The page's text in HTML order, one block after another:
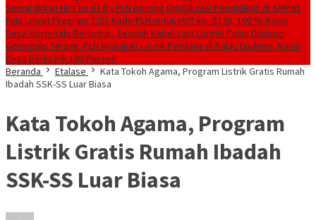
Semarakkan HUT ke 81 RI, PLN Dorong Digitalisasi Pendidikan di SMPN1
Palu Lewat Program TJSLKado PLN untuk HUT ke- 81 RI, 100 % Rasio
Desa Gorontalo Berlistrik, Setelah Kabel Laut Listriki Pulau Dudepo
Gorontalo Terang. PLN Nyalakan Listrik Perdana di Pulau Dudepo, Rasio
Desa Berlistrik 100 Persen
Beranda
Etalase
Kata Tokoh Agama, Program Listrik Gratis Rumah
Ibadah SSK-SS Luar Biasa
Kata Tokoh Agama, Program
Listrik Gratis Rumah Ibadah
SSK-SS Luar Biasa